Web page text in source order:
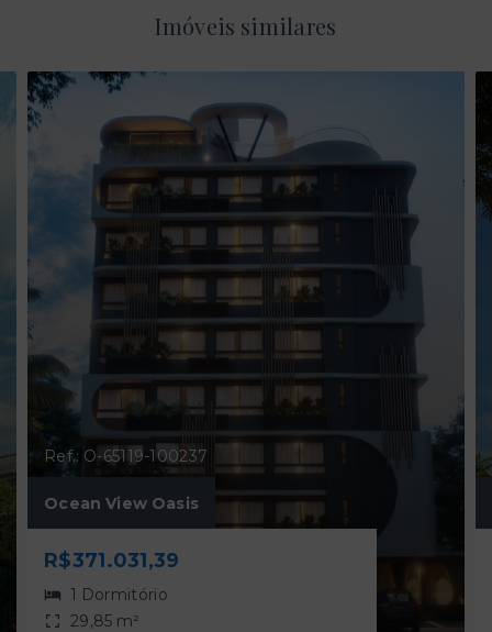
Imóveis similares
Ref.: O-65119-100237
Ocean View Oasis
R$371.031,39
1 Dormitório
29,85 m²